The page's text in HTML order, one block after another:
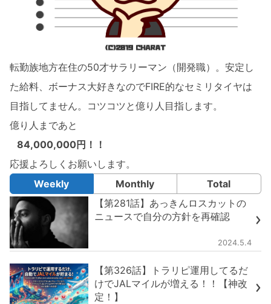
転勤族地方在住の50才サラリーマン（開発職）。安定し
た給料、ボーナス大好きなのでFIRE的なセミリタイヤは
目指してません。コツコツと億り人目指します。
億り人まであと
84,000,000円！！
応援よろしくお願いします。
Weekly
Monthly
Total
【第281話】あっきんロスカットの
ニュースで自分の方針を再確認
2024.5.4
【第326話】トラリピ運用してるだ
けでJALマイルが増える！！【神改
定！】